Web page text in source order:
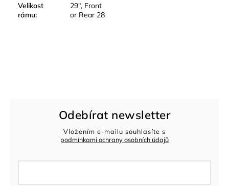
Velikost
rámu:
29", Front
or Rear 28
Odebírat newsletter
Vložením e-mailu souhlasíte s
podmínkami ochrany osobních údajů